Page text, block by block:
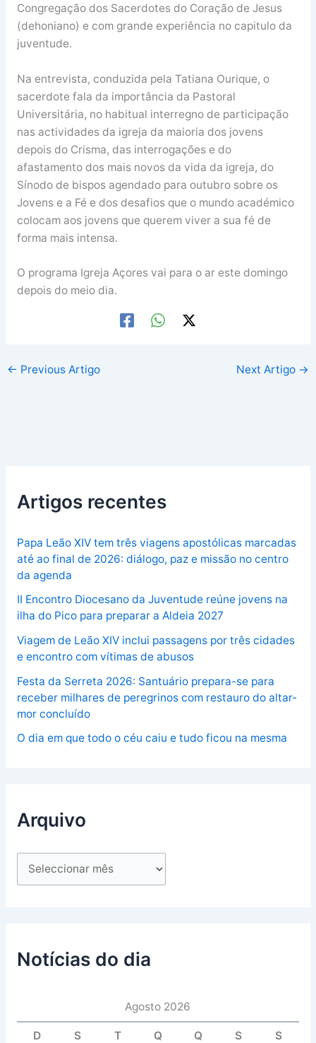
Congregação dos Sacerdotes do Coração de Jesus
(dehoniano) e com grande experiência no capitulo da
juventude.
Na entrevista, conduzida pela Tatiana Ourique, o
sacerdote fala da importância da Pastoral
Universitária, no habitual interregno de participação
nas actividades da igreja da maioria dos jovens
depois do Crisma, das interrogações e do
afastamento dos mais novos da vida da igreja, do
Sínodo de bispos agendado para outubro sobre os
Jovens e a Fé e dos desafios que o mundo académico
colocam aos jovens que querem viver a sua fé de
forma mais intensa.
O programa Igreja Açores vai para o ar este domingo
depois do meio dia.
← Previous Artigo Next Artigo →
Artigos recentes
Papa Leão XIV tem três viagens apostólicas marcadas
até ao final de 2026: diálogo, paz e missão no centro
da agenda
II Encontro Diocesano da Juventude reúne jovens na
ilha do Pico para preparar a Aldeia 2027
Viagem de Leão XIV inclui passagens por três cidades
e encontro com vítimas de abusos
Festa da Serreta 2026: Santuário prepara-se para
receber milhares de peregrinos com restauro do altar-
mor concluído
O dia em que todo o céu caiu e tudo ficou na mesma
Arquivo
Notícias do dia
Agosto 2026
D S T Q Q S S